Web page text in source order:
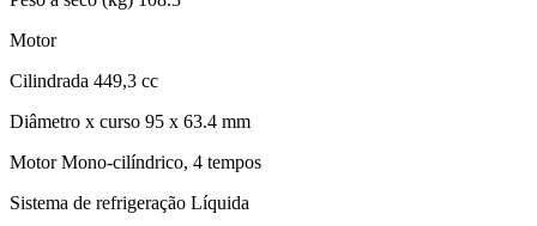
Motor
Cilindrada 449,3 cc
Diâmetro x curso 95 x 63.4 mm
Motor Mono-cilíndrico, 4 tempos
Sistema de refrigeração Líquida